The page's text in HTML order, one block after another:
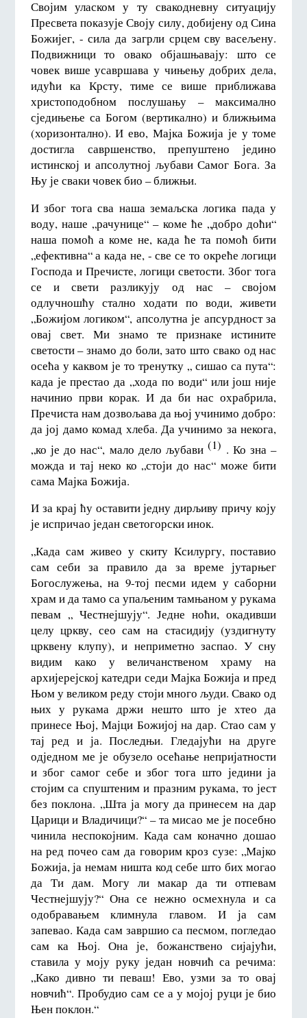
Својим уласком у ту свакодневну ситуацију
Пресвета показује Своју силу, добијену од Сина
Божијег, - сила да загрли срцем сву васељену.
Подвижници то овако објашњавају: што се
човек више усавршава у чињењу добрих дела,
идући ка Крсту, тиме се више приближава
христоподобном послушању – максимално
сједињење са Богом (вертикално) и ближњима
(хоризонтално). И ево, Мајка Божија је у томе
достигла савршенство, препуштено једино
истинској и апсолутној љубави Самог Бога. За
Њу је сваки човек био – ближњи.
И због тога сва наша земаљска логика пада у
воду, наше „рачунице“ – коме ће „добро доћи“
наша помоћ а коме не, када ће та помоћ бити
„ефективна“ а када не, - све се то окреће логици
Господа и Пречисте, логици светости. Због тога
се и свети разликују од нас – својом
одлучношћу стално ходати по води, живети
„Божијом логиком“, апсолутна је апсурдност за
овај свет. Ми знамо те признаке истините
светости – знамо до боли, зато што свако од нас
осећа у каквом је то тренутку „ сишао са пута“:
када је престао да „хода по води“ или још није
начинио први корак. И да би нас охрабрила,
Пречиста нам дозвољава да њој учинимо добро:
да јој дамо комад хлеба. Да учинимо за некога,
„ко је до нас“, мало дело љубави(1) . Ко зна –
можда и тај неко ко „стоји до нас“ може бити
сама Мајка Божија.
И за крај ћу оставити једну дирљиву причу коју
је испричао један светогорски инок.
„Када сам живео у скиту Ксилургу, поставио
сам себи за правило да за време јутарњег
Богослужења, на 9-тој песми идем у саборни
храм и да тамо са упаљеним тамњаном у рукама
певам „ Честнејшују“. Једне ноћи, окадивши
целу цркву, сео сам на стасидију (уздигнуту
црквену клупу), и неприметно заспао. У сну
видим како у величанственом храму на
архијерејској катедри седи Мајка Божија и пред
Њом у великом реду стоји много људи. Свако од
њих у рукама држи нешто што је хтео да
принесе Њој, Мајци Божијој на дар. Стао сам у
тај ред и ја. Последњи. Гледајући на друге
одједном ме је обузело осећање непријатности
и због самог себе и због тога што једини ја
стојим са спуштеним и празним рукама, то јест
без поклона. „Шта ја могу да принесем на дар
Царици и Владичици?“ – та мисао ме је посебно
чинила неспокојним. Када сам коначно дошао
на ред почео сам да говорим кроз сузе: „Мајко
Божија, ја немам ништа код себе што бих могао
да Ти дам. Могу ли макар да ти отпевам
Честнејшују?“ Она се нежно осмехнула и са
одобравањем климнула главом. И ја сам
запевао. Када сам завршио са песмом, погледао
сам ка Њој. Она је, божанствено сијајући,
ставила у моју руку један новчић са речима:
„Како дивно ти певаш! Ево, узми за то овај
новчић“. Пробудио сам се а у мојој руци је био
Њен поклон.“